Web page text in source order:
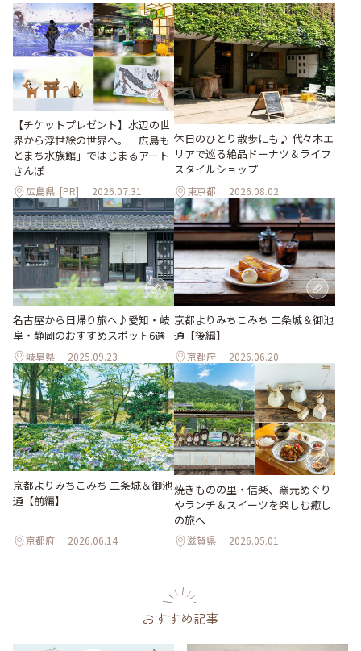
【チケットプレゼント】水辺の世
界から浮世絵の世界へ。「広島も
とまち水族館」ではじまるアート
さんぽ
広島県 [PR] 2026.07.31
休日のひとり散歩にも♪ 代々木エ
リアで巡る絶品ドーナツ＆ライフ
スタイルショップ
東京都 2026.08.02
名古屋から日帰り旅へ♪愛知・岐
阜・静岡のおすすめスポット6選
岐阜県 2025.09.23
京都よりみちこみち 二条城＆御池
通【後編】
京都府 2026.06.20
京都よりみちこみち 二条城＆御池
通【前編】
京都府 2026.06.14
焼きものの里・信楽、窯元めぐり
やランチ＆スイーツを楽しむ癒し
の旅へ
滋賀県 2026.05.01
おすすめ記事